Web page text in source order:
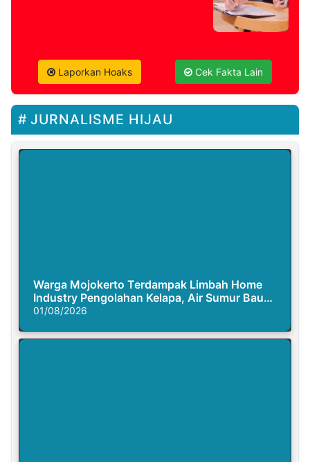
Laporkan Hoaks Cek Fakta Lain
JURNALISME HIJAU
Warga Mojokerto Terdampak Limbah Home
Industry Pengolahan Kelapa, Air Sumur Bau
Busuk
01/08/2026